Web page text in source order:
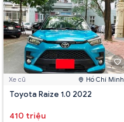
Xe cũ Hồ Chí Minh
Toyota Raize 1.0 2022
410 triệu